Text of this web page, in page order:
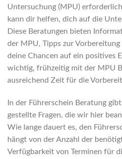
Untersuchung (MPU)
kann dir helfen, dich auf die
Diese Beratungen bieten
der MPU, Tipps zur
deine Chancen auf ein positives
wichtig, frühzeitig mit der MPU
ausreichend Zeit für die
In der Führerschein Beratung
gestellte Fragen, die wir hier
Wie lange dauert es, den
hängt von der Anzahl der
Verfügbarkeit von Terminen für